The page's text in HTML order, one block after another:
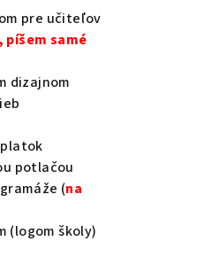
pre učiteľov
píšem samé
dizajnom
potlačou
(na
(logom školy)